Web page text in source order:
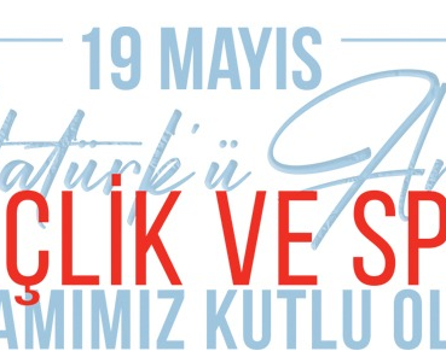
ve değersizleştirme, dışlama çabası hiç
yerine Mevlana misali; “Ne olursan ol yine
kendilerine görev edinmiş kişiler varsa onlar
çözün, önünüze, geleceğe bakın. Size bu
de dağıldı. Ortaya paylaşılacak bir şey de
de unutun…